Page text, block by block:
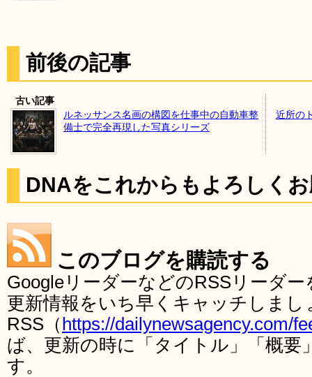
前後の記事
古い記事
ルネッサンス名画の構図を仕事中の自動車整
備士で完全再現した写真シリーズ
近所の
DNAをこれからもよろしく
このブログを購読する
GoogleリーダーなどのRSSリーダ
更新情報をいち早くキャッチしま
RSS（ https://dailynewsagency.com/
ば、更新の時に「タイトル」「概要
す。